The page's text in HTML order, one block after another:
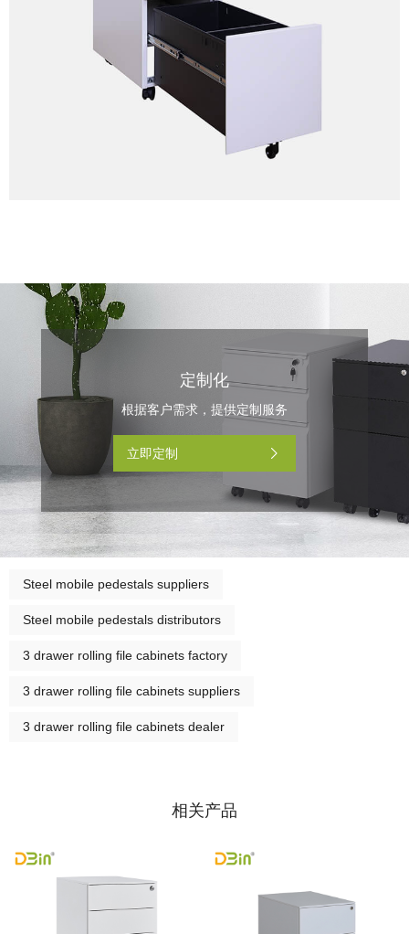
定制化
根据客户需求，提供定制服务
立即定制
Steel mobile pedestals suppliers
Steel mobile pedestals distributors
3 drawer rolling file cabinets factory
3 drawer rolling file cabinets suppliers
3 drawer rolling file cabinets dealer
相关产品